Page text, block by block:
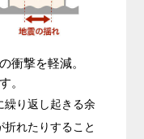
り返し起きる余
れたりすること
衝撃を軽減。
。